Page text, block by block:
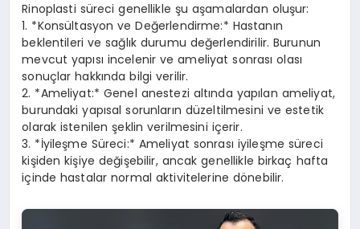
Rinoplasti süreci genellikle şu aşamalardan oluşur:
1. *Konsültasyon ve Değerlendirme:* Hastanın
beklentileri ve sağlık durumu değerlendirilir. Burunun
mevcut yapısı incelenir ve ameliyat sonrası olası
sonuçlar hakkında bilgi verilir.
2. *Ameliyat:* Genel anestezi altında yapılan ameliyat,
burundaki yapısal sorunların düzeltilmesini ve estetik
olarak istenilen şeklin verilmesini içerir.
3. *İyileşme Süreci:* Ameliyat sonrası iyileşme süreci
kişiden kişiye değişebilir, ancak genellikle birkaç hafta
içinde hastalar normal aktivitelerine dönebilir.